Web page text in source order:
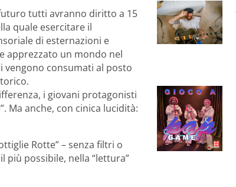
tutti avranno diritto a 15
quale esercitare il
di esternazioni e
apprezzato un mondo nel
vengono consumati al posto
i giovani protagonisti
Ma anche, con cinica lucidità:
Rotte” – senza filtri o
più possibile, nella “lettura”